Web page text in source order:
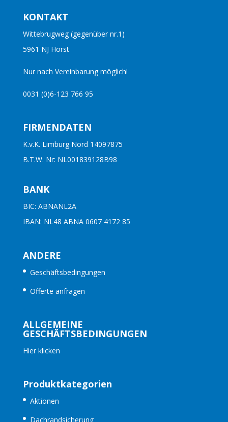
KONTAKT
Wittebrugweg (gegenüber nr.1)
5961 NJ Horst
Nur nach Vereinbarung möglich!
0031 (0)6-123 766 95
FIRMENDATEN
K.v.K. Limburg Nord 14097875
B.T.W. Nr: NL001839128B98
BANK
BIC: ABNANL2A
IBAN: NL48 ABNA 0607 4172 85
ANDERE
Geschäftsbedingungen
Offerte anfragen
ALLGEMEINE
GESCHÄFTSBEDINGUNGEN
Hier klicken
Produktkategorien
Aktionen
Dachrandsicherung